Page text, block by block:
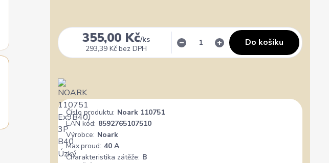
355,00 Kč/ks
293,39 Kč bez DPH
Do košíku
Číslo produktu: Noark 110751
EAN kód: 8592765107510
Výrobce: Noark
Max.proud: 40 A
Charakteristika zátěže: B